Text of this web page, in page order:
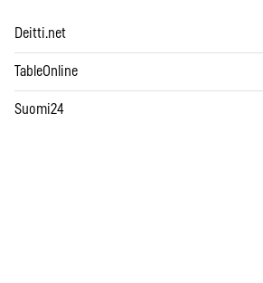
Deitti.net
TableOnline
Suomi24